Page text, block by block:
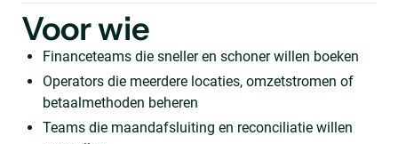
Voor wie
Financeteams die sneller en schoner willen boeken
Operators die meerdere locaties, omzetstromen of
betaalmethoden beheren
Teams die maandafsluiting en reconciliatie willen